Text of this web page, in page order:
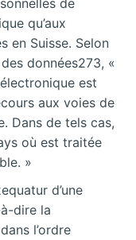
de
qu’aux
en Suisse. Selon
données273, «
est
aux voies de
Dans de tels cas,
où est traitée
»
d’une
dire la
l’ordre